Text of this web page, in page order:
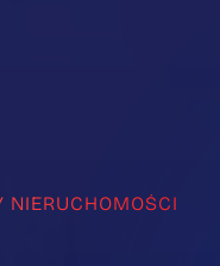
NIERUCHOMOŚCI